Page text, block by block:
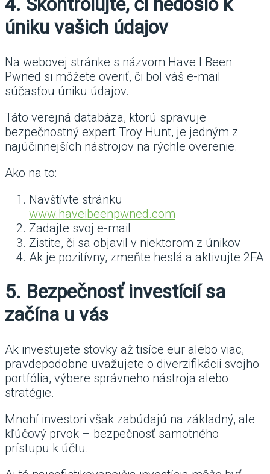
úniku vašich údajov
Na webovej stránke s názvom Have I Been
Pwned si môžete overiť, či bol váš e-mail
súčasťou úniku údajov.
Táto verejná databáza, ktorú spravuje
bezpečnostný expert Troy Hunt, je jedným z
najúčinnejších nástrojov na rýchle overenie.
Ako na to:
Navštívte stránku
www.haveibeenpwned.com
Zadajte svoj e-mail
Zistite, či sa objavil v niektorom z únikov
Ak je pozitívny, zmeňte heslá a aktivujte 2FA
5. Bezpečnosť investícií sa
začína u vás
Ak investujete stovky až tisíce eur alebo viac,
pravdepodobne uvažujete o diverzifikácii svojho
portfólia, výbere správneho nástroja alebo
stratégie.
Mnohí investori však zabúdajú na základný, ale
kľúčový prvok – bezpečnosť samotného
prístupu k účtu.